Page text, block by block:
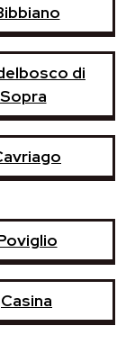
di
Sopra
Casina